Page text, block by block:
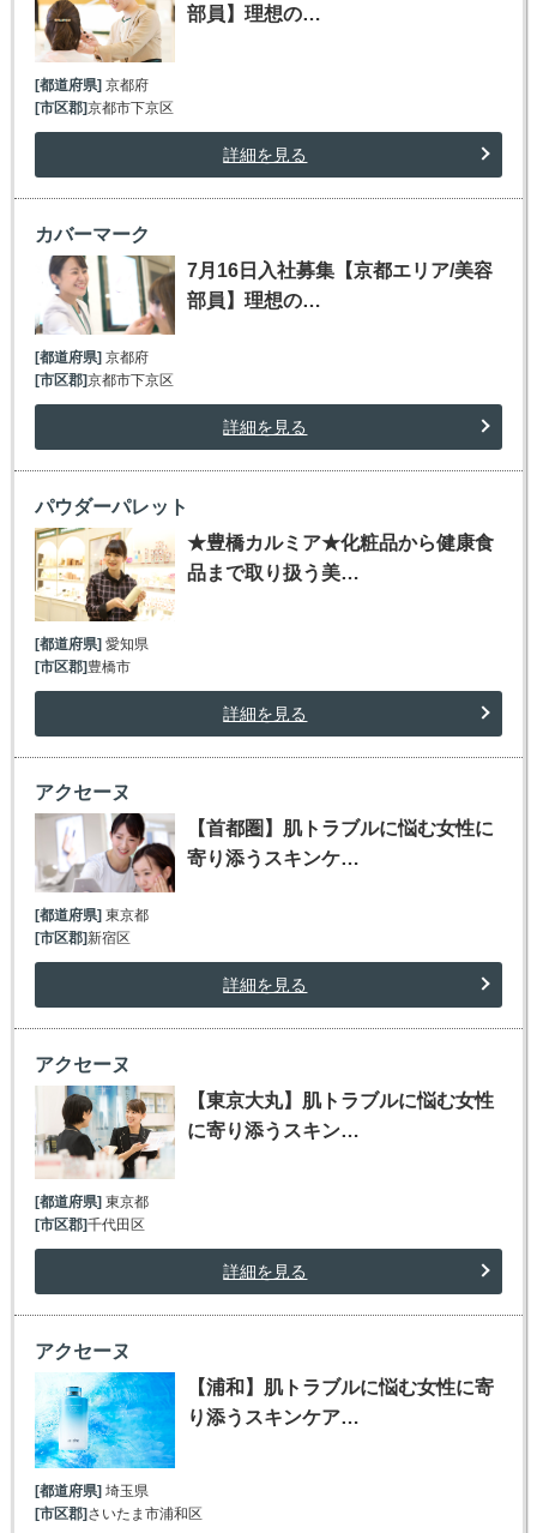
部員】理想の…
[都道府県]京都府
[市区郡]京都市下京区
詳細を見る
カバーマーク
7月16日入社募集【京都エリア/美容
部員】理想の…
[都道府県]京都府
[市区郡]京都市下京区
詳細を見る
パウダーパレット
★豊橋カルミア★化粧品から健康食
品まで取り扱う美…
[都道府県]愛知県
[市区郡]豊橋市
詳細を見る
アクセーヌ
【首都圏】肌トラブルに悩む女性に
寄り添うスキンケ…
[都道府県] 東京都
[市区郡]新宿区
詳細を見る
アクセーヌ
【東京大丸】肌トラブルに悩む女性
に寄り添うスキン…
[都道府県] 東京都
[市区郡]千代田区
詳細を見る
アクセーヌ
【浦和】肌トラブルに悩む女性に寄
り添うスキンケア…
[都道府県]埼玉県
[市区郡]さいたま市浦和区